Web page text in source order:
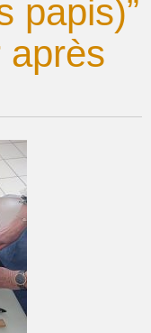
papis)”
après